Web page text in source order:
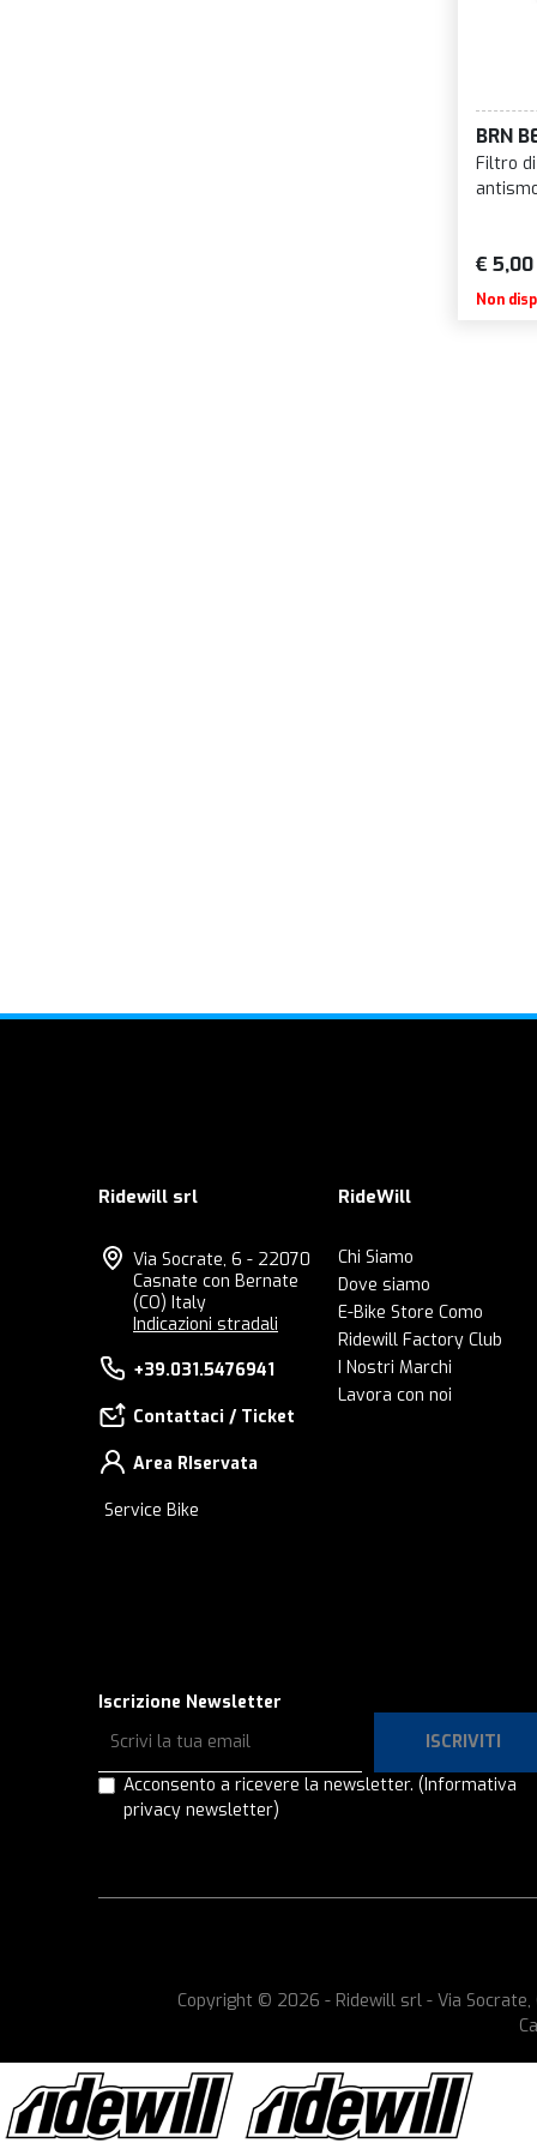
BRN
Filtro
€ 5,00
Non
Ridewill srl
Via Socrate, 6 - 22070
Casnate con Bernate
(CO) Italy
Indicazioni stradali
+39.031.5476941
Contattaci / Ticket
Area RIservata
Service Bike
RideWill
Chi Siamo
Dove siamo
E-Bike Store Como
Ridewill Factory Club
I Nostri Marchi
Lavora con noi
Iscrizione Newsletter
ISCRIVITI
Acconsento a ricevere la newsletter. (Informativa
privacy newsletter)
Copyright © 2026 - Ridewill srl - Via Socrate,